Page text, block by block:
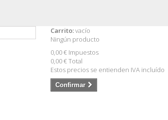
Carrito:vacío
Ningún producto
0,00 € Impuestos
0,00 €Total
Estos precios se entienden IVA incluído
Confirmar